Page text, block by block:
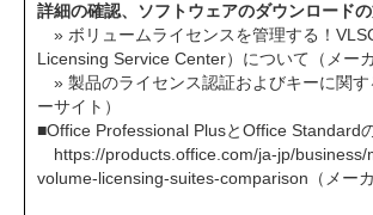
詳細の確認、ソフトウェアのダウンロード
» ボリュームライセンスを管理する！
Licensing Service Center）について（メー
» 製品のライセンス認証およびキーに関
ーサイト）
■Office Professional PlusとOffice Standard
https://products.office.com/ja-jp/business/
volume-licensing-suites-comparison （メー